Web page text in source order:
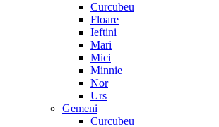
Curcubeu
Floare
Ieftini
Mari
Mici
Minnie
Nor
Urs
Gemeni
Curcubeu